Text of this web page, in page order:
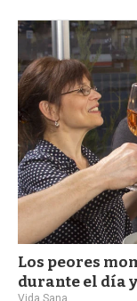
Los peores
durante el día
Vida Sana